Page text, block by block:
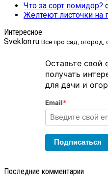
Что за сорт помидор?
Желтеют листочки на
Интересное
Sveklon.ru Все про сад,
Оставьте свой
получать
для дачи и
Email*
Подписаться
Последние комментарии